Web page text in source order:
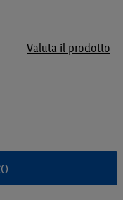
Valuta il prodotto